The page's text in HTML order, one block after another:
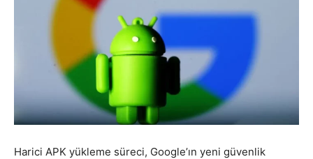
Harici APK yükleme süreci, Google’ın yeni güvenlik